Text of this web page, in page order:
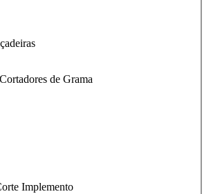
de Grama
Implemento